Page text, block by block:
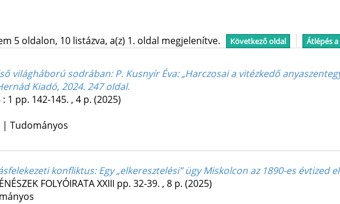
5 oldalon, 10 listázva, a(z) 1. oldal megjelenítve. Következő oldal Átlépés
világháború sodrában: P. Kusnyír Éva: „Harczosai a vitézkedő
Kiadó, 2024. 247 oldal.
: 1 pp. 142-145. , 4 p. (2025)
| Tudományos
konfliktus: Egy „elkeresztelési” ügy Miskolcon az 1890-es évtized
FOLYÓIRATAXXIII pp. 32-39. , 8 p. (2025)